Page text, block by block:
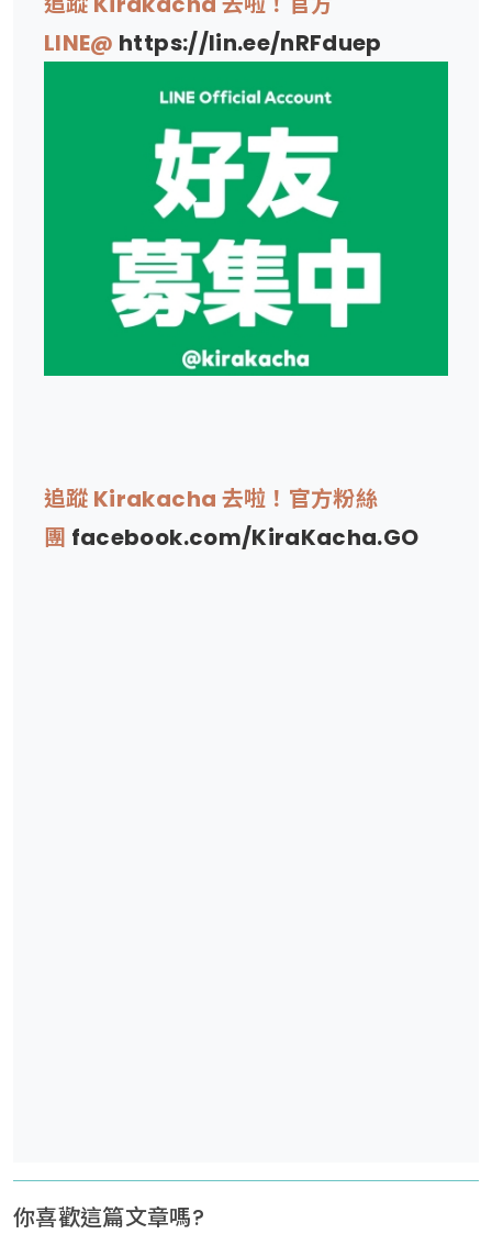
LINE@ https://lin.ee/nRFduep
追蹤 Kirakacha 去啦！官方粉絲
團 facebook.com/KiraKacha.GO
你喜歡這篇文章嗎?